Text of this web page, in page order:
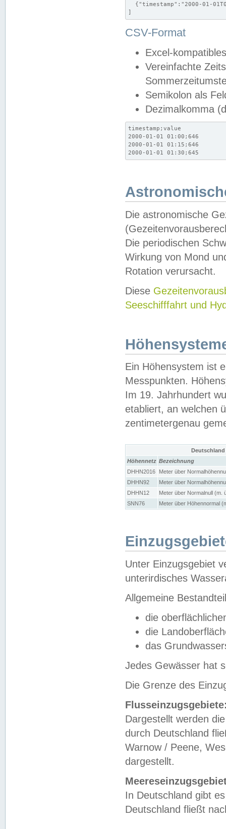
{"timestamp":"2000-01-
]
CSV-Format
Excel-
Vereinfachte
Semikolon als
Dezimalkomma
timestamp;value
2000-01-01 01:00;646
2000-01-01 01:15;646
2000-01-01 01:30;645
Die astronomische
Die periodischen
Wirkung von Mond
Rotation verursacht.
Diese
Seeschifffahrt und
Ein Höhensystem ist
Messpunkten.
Im 19. Jahrhundert
etabliert, an welchen
zentimetergenau
Höhennetz Bezeichnung
DHHN2016
Meter über
DHHN92
Meter über
DHHN12
Meter über Normalnull (m.
SNN76
Meter über Höhennormal
Unter Einzugsgebiet
unterirdisches
Allgemeine
die
die
das
Jedes Gewässer hat
Die Grenze des
Dargestellt werden
durch Deutschland
Warnow / Peene,
dargestellt.
In Deutschland gibt
Deutschland fließt